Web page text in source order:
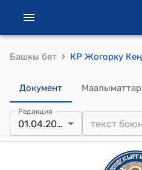
Башкы бет ›
Документ Маалыматтар
Редакция
01.04.2015